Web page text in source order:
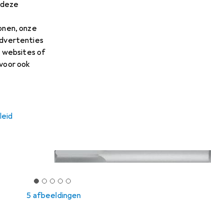
onze
websites of
ook
5 afbeeldingen